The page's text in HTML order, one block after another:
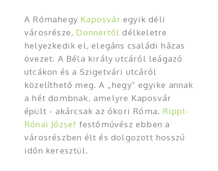
A Rómahegy Kaposvár egyik déli
városrésze, Donnertől délkeletre
helyezkedik el, elegáns családi házas
övezet. A Béla király utcáról leágazó
utcákon és a Szigetvári utcáról
közelíthető meg. A „hegy” egyike annak
a hét dombnak, amelyre Kaposvár
épült - akárcsak az ókori Róma. Rippl-
Rónai József festőművész ebben a
városrészben élt és dolgozott hosszú
időn keresztül.